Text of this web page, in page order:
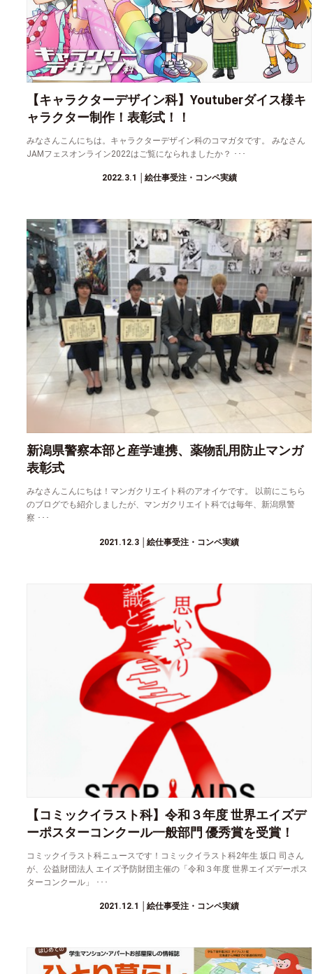
【キャラクターデザイン科】Youtuberダイス様キ
ャラクター制作！表彰式！！
みなさんこんにちは。キャラクターデザイン科のコマガタです。 みなさん
JAMフェスオンライン2022はご覧になられましたか？ ･･･
2022.3.1 │絵仕事受注・コンペ実績
新潟県警察本部と産学連携、薬物乱用防止マンガ
表彰式
みなさんこんにちは！マンガクリエイト科のアオイケです。 以前にこちら
のブログでも紹介しましたが、マンガクリエイト科では毎年、新潟県警
察 ･･･
2021.12.3 │絵仕事受注・コンペ実績
【コミックイラスト科】令和３年度 世界エイズデ
ーポスターコンクール一般部門 優秀賞を受賞！
コミックイラスト科ニュースです！コミックイラスト科2年生 坂口 司さん
が、公益財団法人 エイズ予防財団主催の「令和３年度 世界エイズデーポス
ターコンクール」 ･･･
2021.12.1 │絵仕事受注・コンペ実績